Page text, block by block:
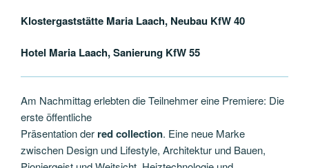
Klostergaststätte Maria Laach, Neubau KfW 40
Hotel Maria Laach, Sanierung KfW 55
Am Nachmittag erlebten die Teilnehmer eine Premiere: Die
erste öffentliche
Präsentation der red collection. Eine neue Marke
zwischen Design und Lifestyle, Architektur und Bauen,